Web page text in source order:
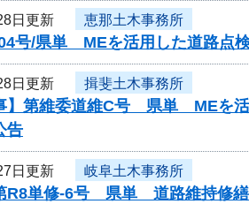
日更新 恵那土木事務所
号/県単 MEを活用した道路点
日更新 揖斐土木事務所
】第維委道維C号 県単 MEを
告
日更新 岐阜土木事務所
R8単修-6号 県単 道路維持修